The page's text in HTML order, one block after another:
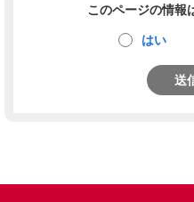
このページの情報
はい
送